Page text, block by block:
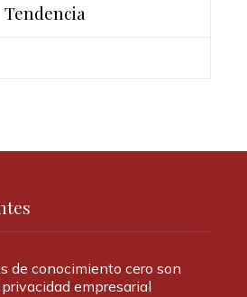
Tendencia
de conocimiento cero son
empresarial